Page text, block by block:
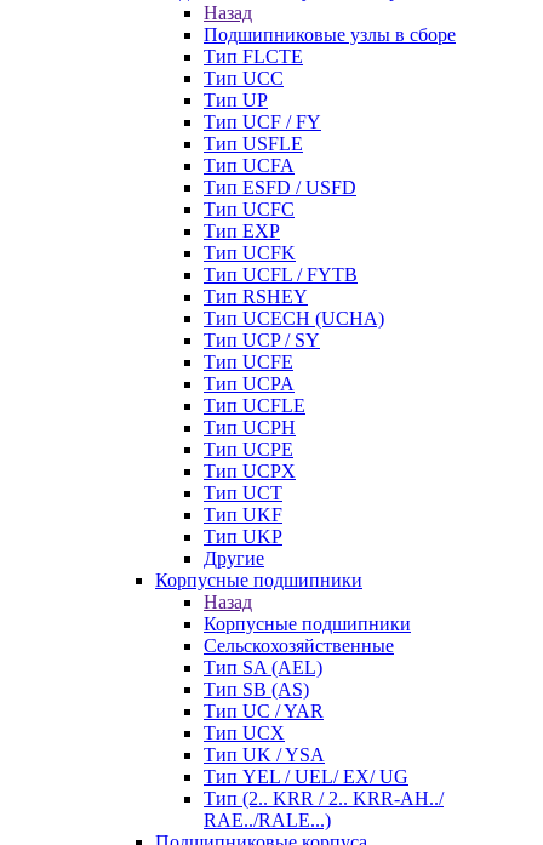
Назад
Подшипниковые узлы в сборе
Тип FLCTE
Тип UCC
Тип UP
Тип UCF / FY
Тип USFLE
Тип UCFA
Тип ESFD / USFD
Тип UCFC
Тип EXP
Тип UCFK
Тип UCFL / FYTB
Тип RSHEY
Тип UCECH (UCHA)
Тип UCP / SY
Тип UCFE
Тип UCPA
Тип UCFLE
Тип UCPH
Тип UCPE
Тип UCPX
Тип UCT
Тип UKF
Тип UKP
Другие
Корпусные подшипники
Назад
Корпусные подшипники
Сельскохозяйственные
Тип SA (AEL)
Тип SB (AS)
Тип UC / YAR
Тип UCX
Тип UK / YSA
Тип YEL / UEL/ EX/ UG
Тип (2.. KRR / 2.. KRR-AH../
RAE../RALE...)